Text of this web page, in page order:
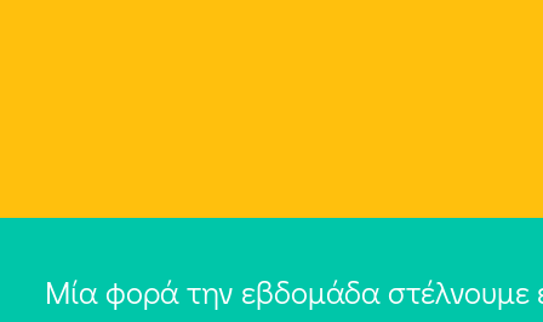
Μία φορά την εβδομάδα στέλνουμε